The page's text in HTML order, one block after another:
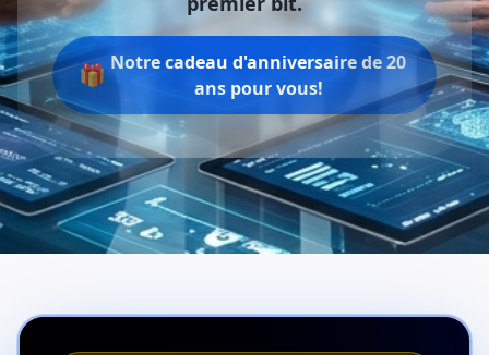
🎁 Notre cadeau d'anniversaire de 20
ans pour vous!